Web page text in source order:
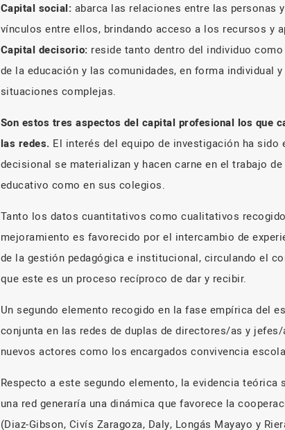
Capital social: abarca las relaciones entre las personas
vínculos entre ellos, brindando acceso a los recursos y
Capital decisorio: reside tanto dentro del individuo
de la educación y las comunidades, en forma individual
situaciones complejas.
Son estos tres aspectos del capital profesional los que
las redes. El interés del equipo de investigación ha
decisional se materializan y hacen carne en el trabajo
educativo como en sus colegios.
Tanto los datos cuantitativos como cualitativos
mejoramiento es favorecido por el intercambio de
de la gestión pedagógica e institucional, circulando el
que este es un proceso recíproco de dar y recibir.
Un segundo elemento recogido en la fase empírica del
conjunta en las redes de duplas de directores/as y
nuevos actores como los encargados convivencia
Respecto a este segundo elemento, la evidencia
una red generaría una dinámica que favorece la
(Diaz-Gibson, Civís Zaragoza, Daly, Longás Mayayo y